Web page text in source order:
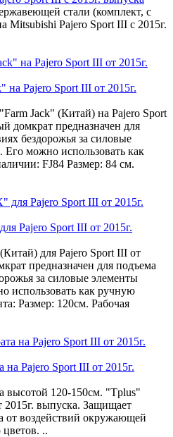
стали (комплект, с
Pajero Sport III с 2015г.
на Pajero Sport III от 2015г.
Jack" (Китай) на Pajero Sport
домкрат предназначен для
бездорожья за силовые
Его можно использовать как
FJ84 Размер: 84 см.
Pajero Sport III от 2015г.
для Pajero Sport III от
предназначен для подъема
за силовые элементы
использовать как ручную
Размер: 120см. Рабочая
на Pajero Sport III от 2015г.
высотой 120-150см. "Tplus"
2015г. выпуска. Защищает
от воздействий окружающей
..